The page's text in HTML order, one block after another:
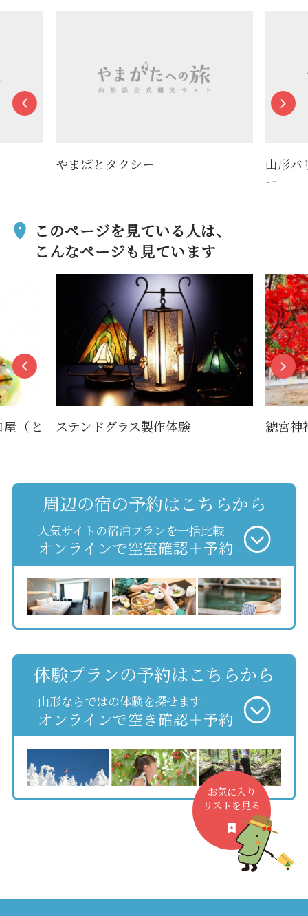
やまばとタクシー
山形バ
ー
このページを見ている人は、
こんなページも見ています
（と ステンドグラス製作体験 總宮神
周辺の宿の予約はこちらから
人気サイトの宿泊プランを一括比較
オンラインで空室確認＋予約
体験プランの予約はこちらから
山形ならではの体験を探せます
オンラインで空き確認＋予約
お気に入り
リストを見る